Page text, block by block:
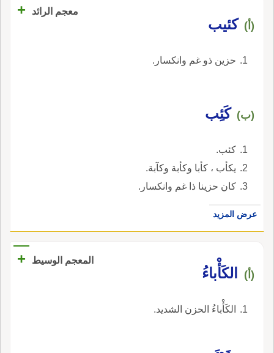
معجم الرائد +
(أ) كئيب
حزين ذو غم وانكسار.
(ب) كَئِب
كئب.
يكأب ، كأبا وكأبة وكآبة.
كان حزينا ذا غم وانكسار.
عرض المزيد
المعجم الوسيط +
(أ) الكَأْباءُ
الكَأْباءُ الحزن الشديد.